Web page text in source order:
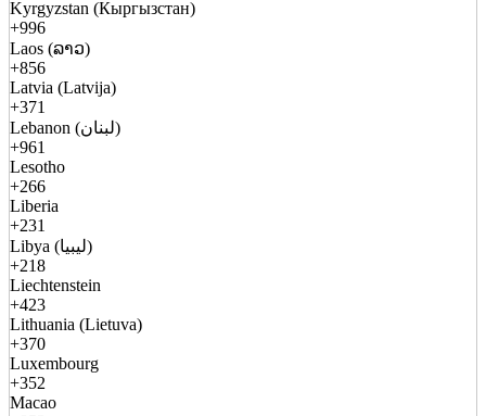
Kyrgyzstan (Кыргызстан)
+996
Laos (ລາວ)
+856
Latvia (Latvija)
+371
Lebanon (لبنان)
+961
Lesotho
+266
Liberia
+231
Libya (ليبيا)
+218
Liechtenstein
+423
Lithuania (Lietuva)
+370
Luxembourg
+352
Macao